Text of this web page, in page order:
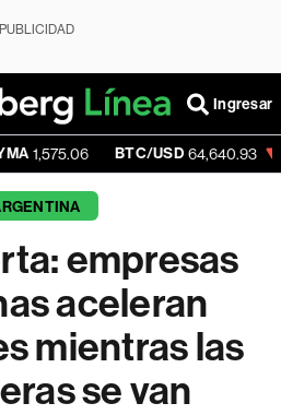
PUBLICIDAD
Ingresar
BTC/USD 64,640.93 -0.22%
empresas
aceleran
mientras las
se van